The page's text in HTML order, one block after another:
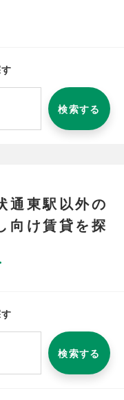
検索する
通東駅以外の
向け賃貸を探
検索する